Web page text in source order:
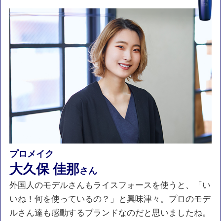
プロメイク
大久保 佳那さん
外国人のモデルさんもライスフォースを使うと、「い
いね！何を使っているの？」と興味津々。プロのモデ
ルさん達も感動するブランドなのだと思いましたね。